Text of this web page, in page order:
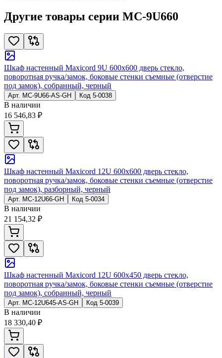
Другие товары серии MC-9U660
Шкаф настенный Maxicord 9U 600x600 дверь стекло,
поворотная ручка/замок, боковые стенки съемные (отверстие
под замок), собранный, черный
Арт. MC-9U66-AS-GH Код 5-0038
В наличии
16 546,83 ₽
Шкаф настенный Maxicord 12U 600x600 дверь стекло,
поворотная ручка/замок, боковые стенки съемные (отверстие
под замок), разборный, черный
Арт. MC-12U66-GH Код 5-0034
В наличии
21 154,32 ₽
Шкаф настенный Maxicord 12U 600x450 дверь стекло,
поворотная ручка/замок, боковые стенки съемные (отверстие
под замок), собранный, черный
Арт. MC-12U645-AS-GH Код 5-0039
В наличии
18 330,40 ₽